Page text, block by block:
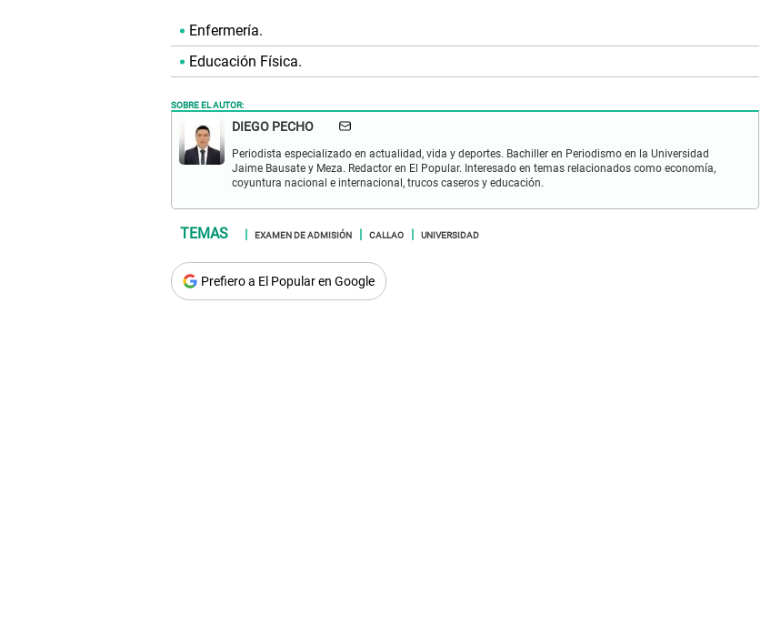
Enfermería.
Educación Física.
SOBRE EL AUTOR:
DIEGO PECHO
Periodista especializado en actualidad, vida y deportes. Bachiller en Periodismo en la Universidad
Jaime Bausate y Meza. Redactor en El Popular. Interesado en temas relacionados como economía,
coyuntura nacional e internacional, trucos caseros y educación.
EXAMEN DE ADMISIÓN CALLAO UNIVERSIDAD
Prefiero a El Popular en Google